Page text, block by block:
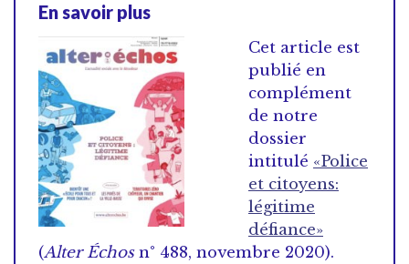
En savoir plus
Cet article est
publié en
complément
de notre
dossier
intitulé «Police
et citoyens:
légitime
défiance»
(Alter Échosn° 488, novembre 2020).